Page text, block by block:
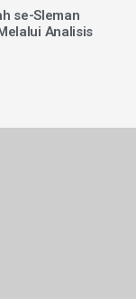
se-Sleman
Analisis